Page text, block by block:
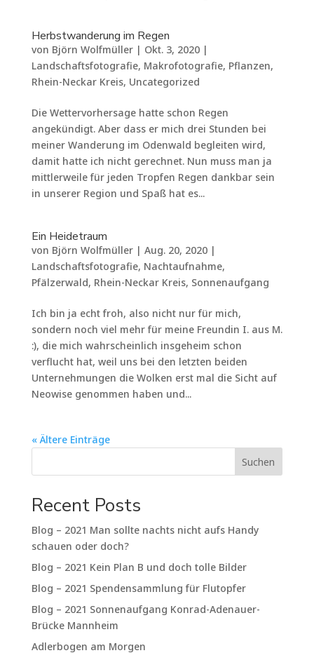
Herbstwanderung im Regen
von Björn Wolfmüller| Okt. 3, 2020|
Landschaftsfotografie, Makrofotografie, Pflanzen,
Rhein-Neckar Kreis, Uncategorized
Die Wettervorhersage hatte schon Regen
angekündigt. Aber dass er mich drei Stunden bei
meiner Wanderung im Odenwald begleiten wird,
damit hatte ich nicht gerechnet. Nun muss man ja
mittlerweile für jeden Tropfen Regen dankbar sein
in unserer Region und Spaß hat es...
Ein Heidetraum
von Björn Wolfmüller| Aug. 20, 2020|
Landschaftsfotografie, Nachtaufnahme,
Pfälzerwald, Rhein-Neckar Kreis, Sonnenaufgang
Ich bin ja echt froh, also nicht nur für mich,
sondern noch viel mehr für meine Freundin I. aus M.
:), die mich wahrscheinlich insgeheim schon
verflucht hat, weil uns bei den letzten beiden
Unternehmungen die Wolken erst mal die Sicht auf
Neowise genommen haben und...
« Ältere Einträge
Suchen
Recent Posts
Blog – 2021 Man sollte nachts nicht aufs Handy
schauen oder doch?
Blog – 2021 Kein Plan B und doch tolle Bilder
Blog – 2021 Spendensammlung für Flutopfer
Blog – 2021 Sonnenaufgang Konrad-Adenauer-
Brücke Mannheim
Adlerbogen am Morgen